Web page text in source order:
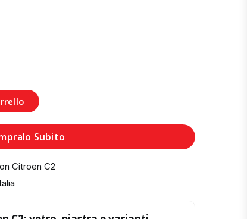
Subito
Citroen C2